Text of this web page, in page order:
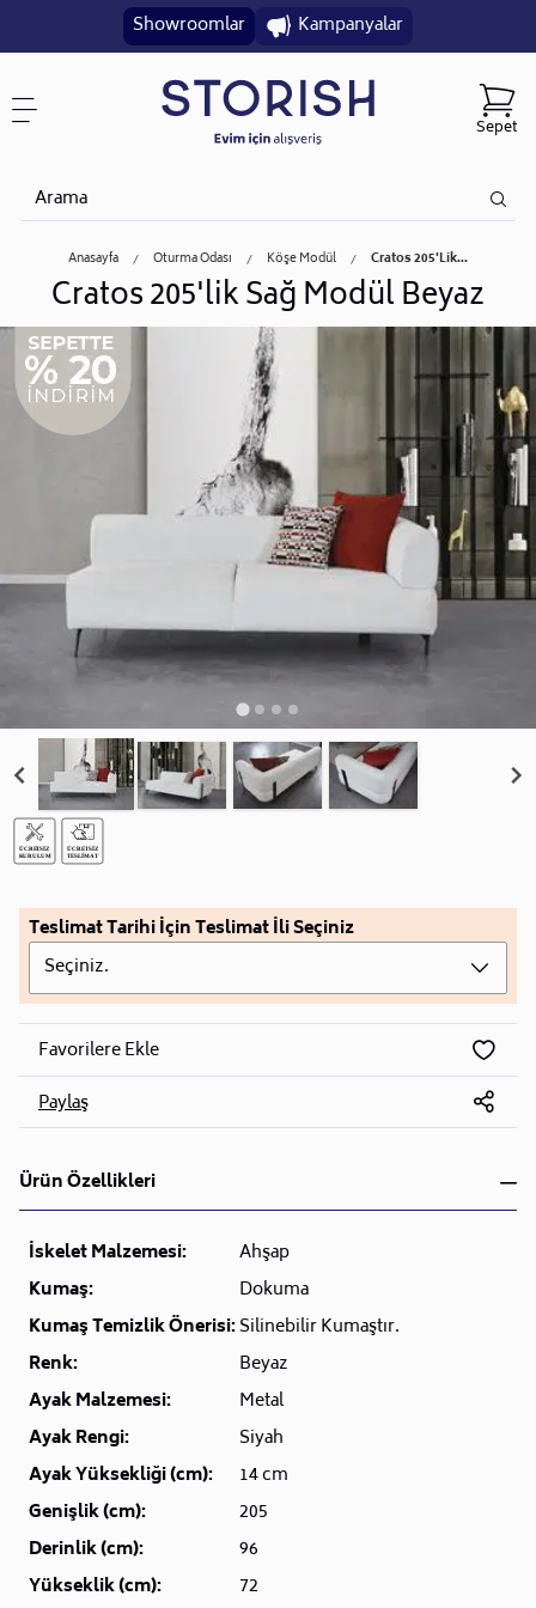
Showroomlar Kampanyalar
Sepet
Anasayfa Oturma Odası Köşe Modül Cratos 205'lik...
Cratos 205'lik Sağ Modül Beyaz
Teslimat Tarihi İçin Teslimat İli Seçiniz
Seçiniz.
Favorilere Ekle
Paylaş
Ürün Özellikleri
İskelet Malzemesi:
Ahşap
Kumaş:
Dokuma
Kumaş Temizlik Önerisi:Silinebilir Kumaştır.
Renk:
Beyaz
Ayak Malzemesi:
Metal
Ayak Rengi:
Siyah
Ayak Yüksekliği (cm):
14 cm
Genişlik (cm):
205
Derinlik (cm):
96
Yükseklik (cm):
72